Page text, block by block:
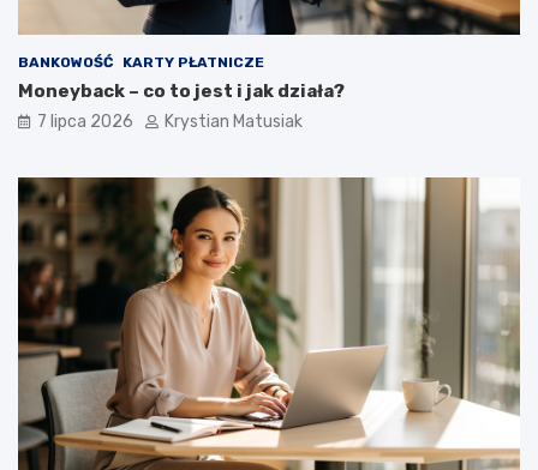
BANKOWOŚĆ KARTY PŁATNICZE
Moneyback – co to jest i jak działa?
7 lipca 2026 Krystian Matusiak